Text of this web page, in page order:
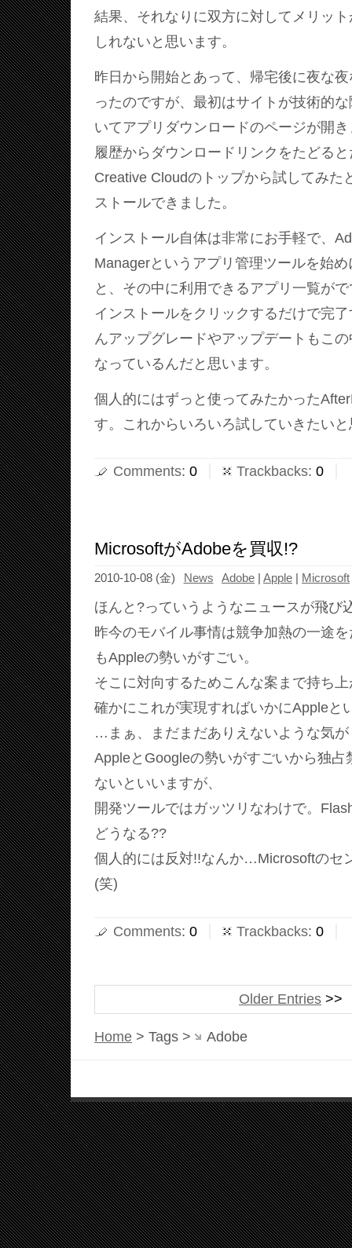
結果、それなりに双方に対してメリッ
しれないと思います。
昨日から開始とあって、帰宅後に夜な
ったのですが、最初はサイトが技術的
いてアプリダウンロードのページが開
履歴からダウンロードリンクをたどる
Creative Cloudのトップから試してみた
ストールできました。
インストール自体は非常にお手軽で、
Managerというアプリ管理ツールを始
と、その中に利用できるアプリ一覧が
インストールをクリックするだけで完
んアップグレードやアップデートもこ
なっているんだと思います。
個人的にはずっと使ってみたかった
す。これからいろいろ試していきたい
Comments: 0 Trackbacks: 0
MicrosoftがAdobeを買収!?
2010-10-08 (金) News Adobe |Apple | Microsoft
ほんと?っていうようなニュースが飛び
昨今のモバイル事情は競争加熱の一途
もAppleの勢いがすごい。
そこに対向するためこんな案まで持ち
確かにこれが実現すればいかにAppleと
…まぁ、まだまだありえないような気が
AppleとGoogleの勢いがすごいから独占
ないといいますが、
開発ツールではガッツリなわけで。
どうなる??
個人的には反対!!なんか…Microsoftのセ
(笑)
Comments: 0 Trackbacks: 0
Older Entries
Home > Tags > Adobe